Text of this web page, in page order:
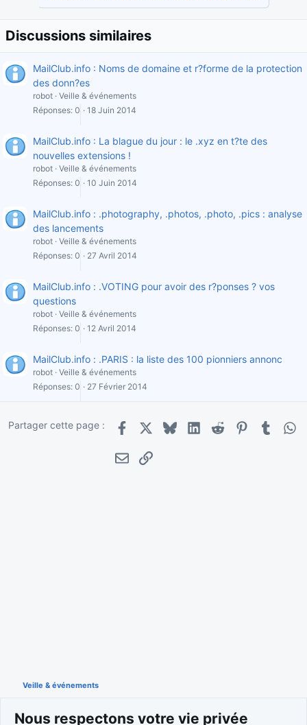
Discussions similaires
MailClub.info : Noms de domaine et r?forme de la protection
des donn?es
robot Veille & événements
Réponses 0 18 Juin 2014
MailClub.info : La blague du jour : le .xyz en t?te des
nouvelles extensions !
robot Veille & événements
Réponses 0 10 Juin 2014
MailClub.info : .photography, .photos, .photo, .pics : analyse
des lancements
robot Veille & événements
Réponses 0 27 Avril 2014
MailClub.info : .VOTING pour avoir des r?ponses ? vos
questions
robot Veille & événements
Réponses 0 12 Avril 2014
MailClub.info : .PARIS : la liste des 100 pionniers annonc
robot Veille & événements
Réponses 0 27 Février 2014
Partager cette page :
Facebook
X BlueskyLinkedInRedditPinterestTumblr
E-mailLien
Veille & événements
Nous respectons votre vie privée